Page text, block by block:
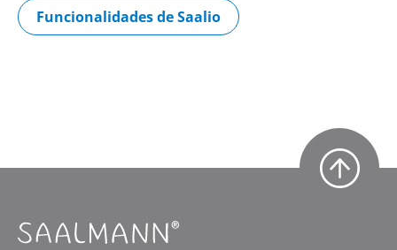
Funcionalidades de Saalio